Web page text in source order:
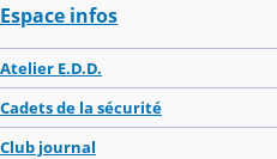
Espace infos
Atelier E.D.D.
Cadets de la sécurité
Club journal